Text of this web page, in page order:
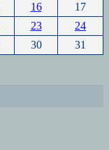
16
17
23
24
30
31